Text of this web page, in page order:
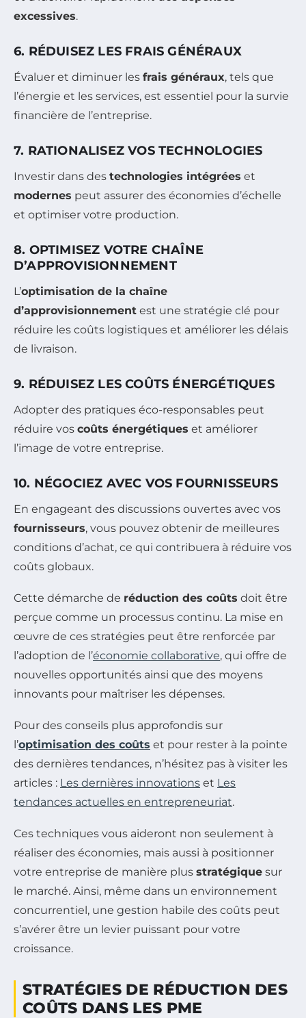
excessives.
6. RÉDUISEZ LES FRAIS GÉNÉRAUX
Évaluer et diminuer les frais généraux, tels que
l’énergie et les services, est essentiel pour la survie
financière de l’entreprise.
7. RATIONALISEZ VOS TECHNOLOGIES
Investir dans des technologies intégrées et
modernes peut assurer des économies d’échelle
et optimiser votre production.
8. OPTIMISEZ VOTRE CHAÎNE
D’APPROVISIONNEMENT
L’optimisation de la chaîne
d’approvisionnement est une stratégie clé pour
réduire les coûts logistiques et améliorer les délais
de livraison.
9. RÉDUISEZ LES COÛTS ÉNERGÉTIQUES
Adopter des pratiques éco-responsables peut
réduire vos coûts énergétiques et améliorer
l’image de votre entreprise.
10. NÉGOCIEZ AVEC VOS FOURNISSEURS
En engageant des discussions ouvertes avec vos
fournisseurs, vous pouvez obtenir de meilleures
conditions d’achat, ce qui contribuera à réduire vos
coûts globaux.
Cette démarche de réduction des coûts doit être
perçue comme un processus continu. La mise en
œuvre de ces stratégies peut être renforcée par
l’adoption de l’économie collaborative, qui offre de
nouvelles opportunités ainsi que des moyens
innovants pour maîtriser les dépenses.
Pour des conseils plus approfondis sur
l’optimisation des coûts et pour rester à la pointe
des dernières tendances, n’hésitez pas à visiter les
articles : Les dernières innovations et Les
tendances actuelles en entrepreneuriat.
Ces techniques vous aideront non seulement à
réaliser des économies, mais aussi à positionner
votre entreprise de manière plus stratégique sur
le marché. Ainsi, même dans un environnement
concurrentiel, une gestion habile des coûts peut
s’avérer être un levier puissant pour votre
croissance.
STRATÉGIES DE RÉDUCTION DES
COÛTS DANS LES PME